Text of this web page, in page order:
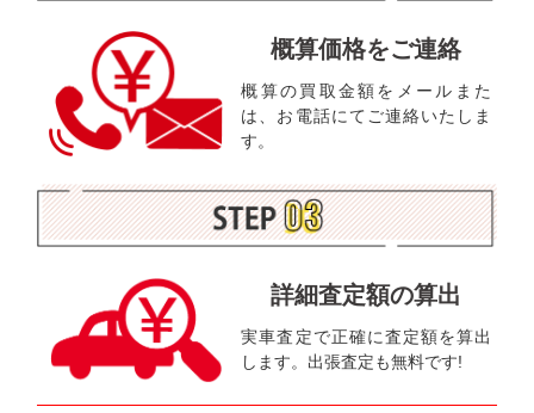
概算価格をご連絡
概算の買取金額をメールまた
は、お電話にてご連絡いたしま
す。
詳細査定額の算出
実車査定で正確に査定額を算出
します。出張査定も無料です!